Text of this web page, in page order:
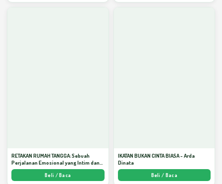
RETAKAN RUMAH TANGGA: Sebuah
Perjalanan Emosional yang Intim dan
Mendalam - Arda Dinata
Beli / Baca
IKATAN BUKAN CINTA BIASA - Arda
Dinata
Beli / Baca